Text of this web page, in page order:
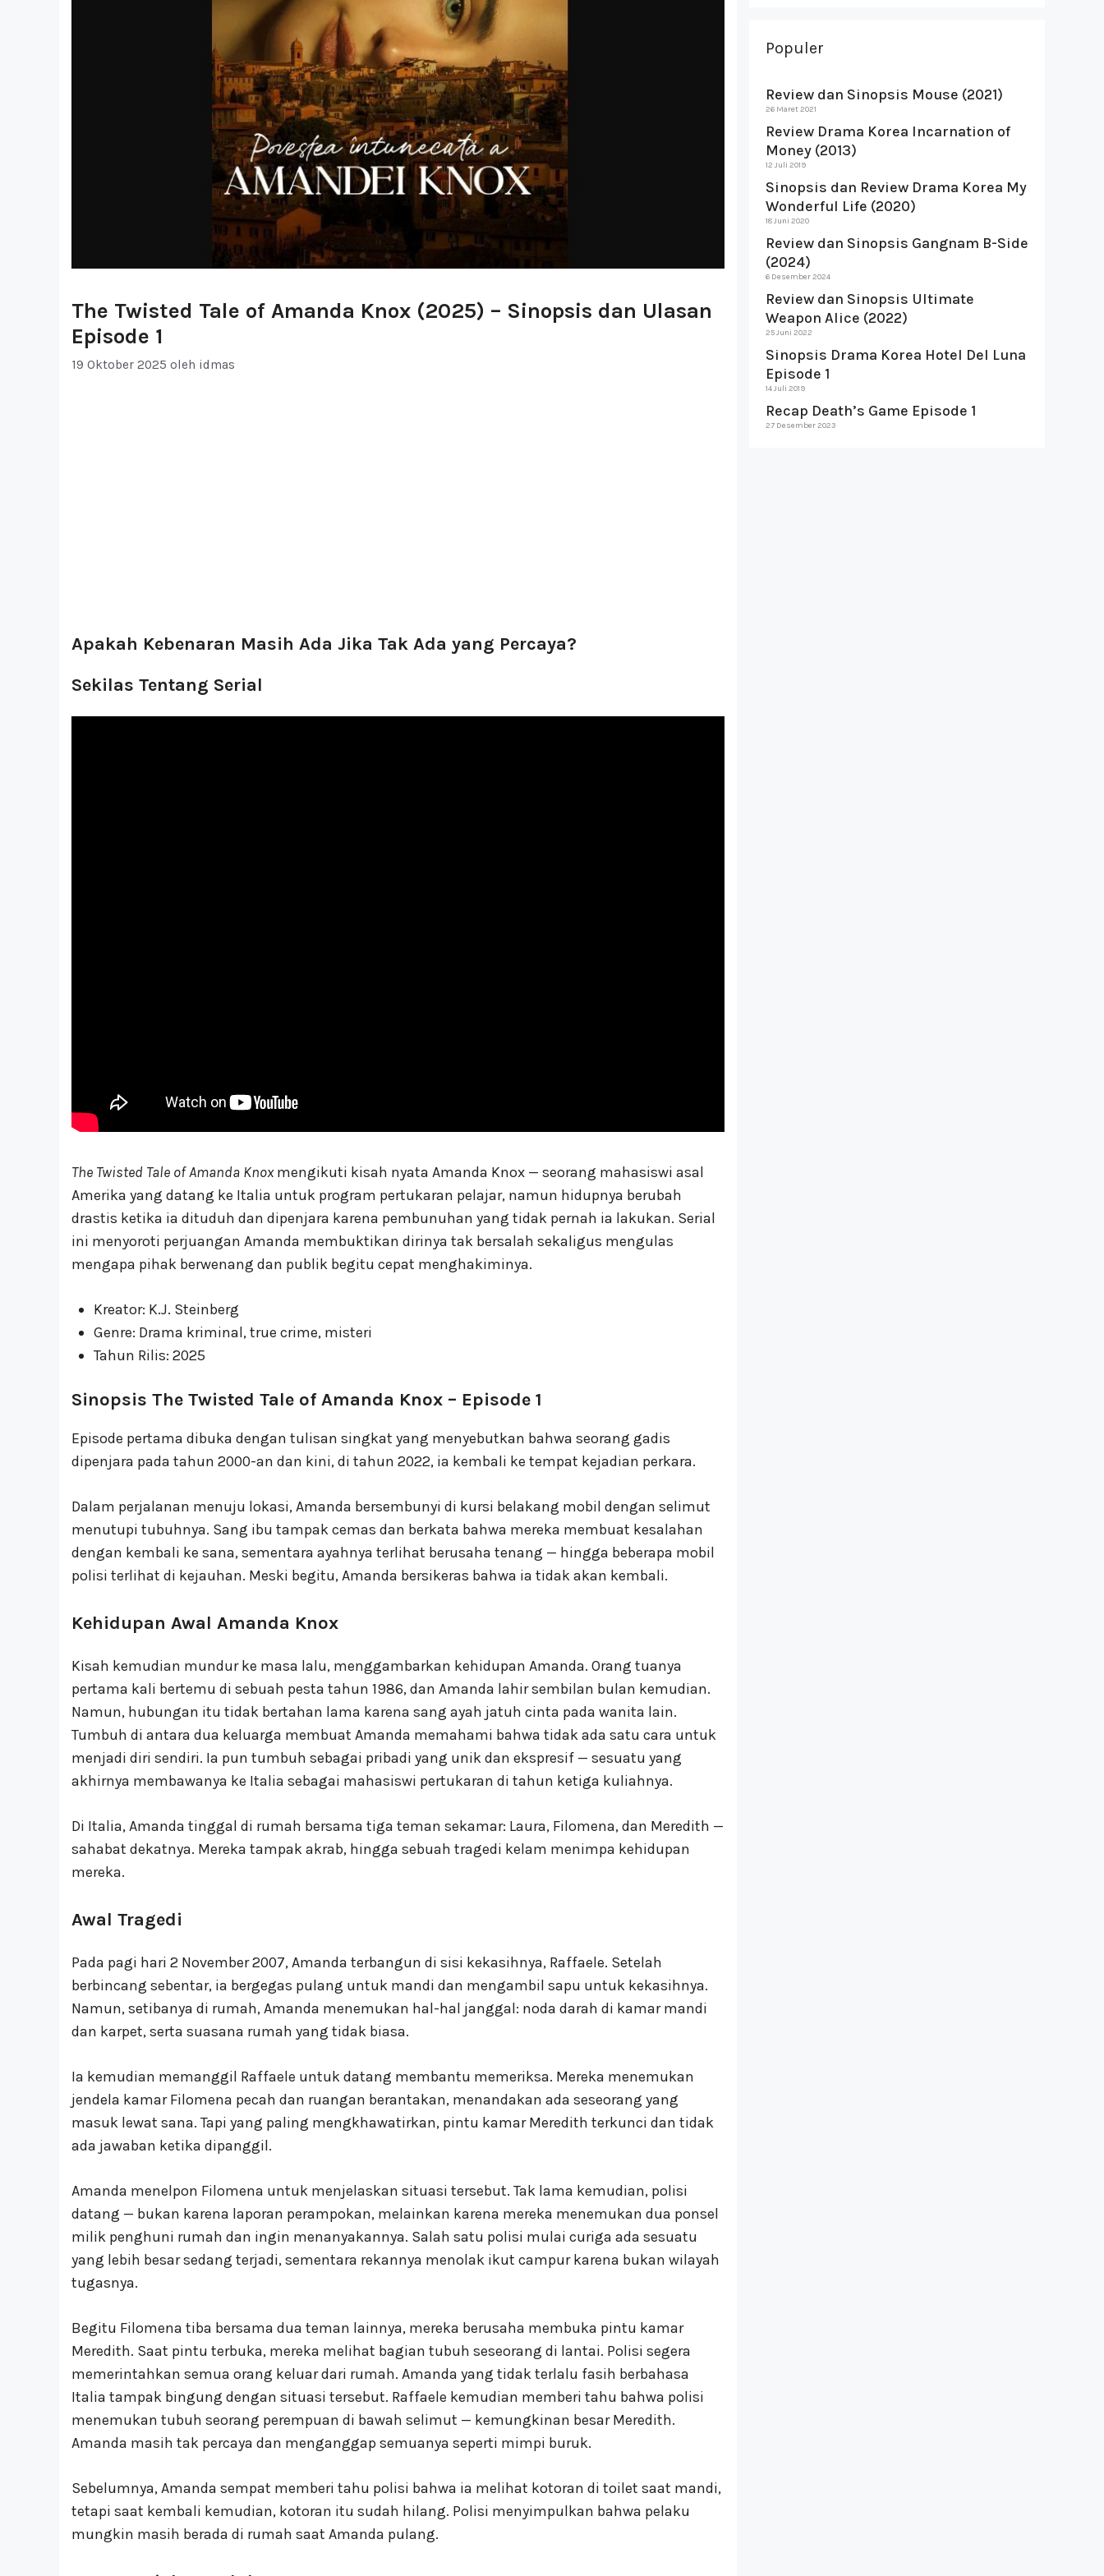
The Twisted Tale of Amanda Knox (2025) – Sinopsis dan Ulasan
Episode 1
19 Oktober 2025 oleh idmas
Apakah Kebenaran Masih Ada Jika Tak Ada yang Percaya?
Sekilas Tentang Serial
The Twisted Tale of Amanda Knoxmengikuti kisah nyata Amanda Knox — seorang mahasiswi asal
Amerika yang datang ke Italia untuk program pertukaran pelajar, namun hidupnya berubah
drastis ketika ia dituduh dan dipenjara karena pembunuhan yang tidak pernah ia lakukan. Serial
ini menyoroti perjuangan Amanda membuktikan dirinya tak bersalah sekaligus mengulas
mengapa pihak berwenang dan publik begitu cepat menghakiminya.
Kreator: K.J. Steinberg
Genre: Drama kriminal, true crime, misteri
Tahun Rilis: 2025
Sinopsis The Twisted Tale of Amanda Knox – Episode 1
Episode pertama dibuka dengan tulisan singkat yang menyebutkan bahwa seorang gadis
dipenjara pada tahun 2000-an dan kini, di tahun 2022, ia kembali ke tempat kejadian perkara.
Dalam perjalanan menuju lokasi, Amanda bersembunyi di kursi belakang mobil dengan selimut
menutupi tubuhnya. Sang ibu tampak cemas dan berkata bahwa mereka membuat kesalahan
dengan kembali ke sana, sementara ayahnya terlihat berusaha tenang — hingga beberapa mobil
polisi terlihat di kejauhan. Meski begitu, Amanda bersikeras bahwa ia tidak akan kembali.
Kehidupan Awal Amanda Knox
Kisah kemudian mundur ke masa lalu, menggambarkan kehidupan Amanda. Orang tuanya
pertama kali bertemu di sebuah pesta tahun 1986, dan Amanda lahir sembilan bulan kemudian.
Namun, hubungan itu tidak bertahan lama karena sang ayah jatuh cinta pada wanita lain.
Tumbuh di antara dua keluarga membuat Amanda memahami bahwa tidak ada satu cara untuk
menjadi diri sendiri. Ia pun tumbuh sebagai pribadi yang unik dan ekspresif — sesuatu yang
akhirnya membawanya ke Italia sebagai mahasiswi pertukaran di tahun ketiga kuliahnya.
Di Italia, Amanda tinggal di rumah bersama tiga teman sekamar: Laura, Filomena, dan Meredith —
sahabat dekatnya. Mereka tampak akrab, hingga sebuah tragedi kelam menimpa kehidupan
mereka.
Awal Tragedi
Pada pagi hari 2 November 2007, Amanda terbangun di sisi kekasihnya, Raffaele. Setelah
berbincang sebentar, ia bergegas pulang untuk mandi dan mengambil sapu untuk kekasihnya.
Namun, setibanya di rumah, Amanda menemukan hal-hal janggal: noda darah di kamar mandi
dan karpet, serta suasana rumah yang tidak biasa.
Ia kemudian memanggil Raffaele untuk datang membantu memeriksa. Mereka menemukan
jendela kamar Filomena pecah dan ruangan berantakan, menandakan ada seseorang yang
masuk lewat sana. Tapi yang paling mengkhawatirkan, pintu kamar Meredith terkunci dan tidak
ada jawaban ketika dipanggil.
Amanda menelpon Filomena untuk menjelaskan situasi tersebut. Tak lama kemudian, polisi
datang — bukan karena laporan perampokan, melainkan karena mereka menemukan dua ponsel
milik penghuni rumah dan ingin menanyakannya. Salah satu polisi mulai curiga ada sesuatu
yang lebih besar sedang terjadi, sementara rekannya menolak ikut campur karena bukan wilayah
tugasnya.
Begitu Filomena tiba bersama dua teman lainnya, mereka berusaha membuka pintu kamar
Meredith. Saat pintu terbuka, mereka melihat bagian tubuh seseorang di lantai. Polisi segera
memerintahkan semua orang keluar dari rumah. Amanda yang tidak terlalu fasih berbahasa
Italia tampak bingung dengan situasi tersebut. Raffaele kemudian memberi tahu bahwa polisi
menemukan tubuh seorang perempuan di bawah selimut — kemungkinan besar Meredith.
Amanda masih tak percaya dan menganggap semuanya seperti mimpi buruk.
Sebelumnya, Amanda sempat memberi tahu polisi bahwa ia melihat kotoran di toilet saat mandi,
tetapi saat kembali kemudian, kotoran itu sudah hilang. Polisi menyimpulkan bahwa pelaku
mungkin masih berada di rumah saat Amanda pulang.
Populer
Review dan Sinopsis Mouse (2021)
26 Maret 2021
Review Drama Korea Incarnation of
Money (2013)
12 Juli 2019
Sinopsis dan Review Drama Korea My
Wonderful Life (2020)
18 Juni 2020
Review dan Sinopsis Gangnam B-Side
(2024)
6 Desember 2024
Review dan Sinopsis Ultimate
Weapon Alice (2022)
25 Juni 2022
Sinopsis Drama Korea Hotel Del Luna
Episode 1
14 Juli 2019
Recap Death’s Game Episode 1
27 Desember 2023